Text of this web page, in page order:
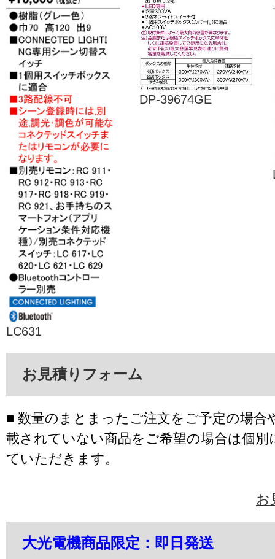
LC631
DP-39674GE
お見積りフォーム
■ 数量のまとまったご注文をご予定の場合
載されていない商品をご希望の場合は個別
ていただきます。
お
大光電機商品限定：即日発送